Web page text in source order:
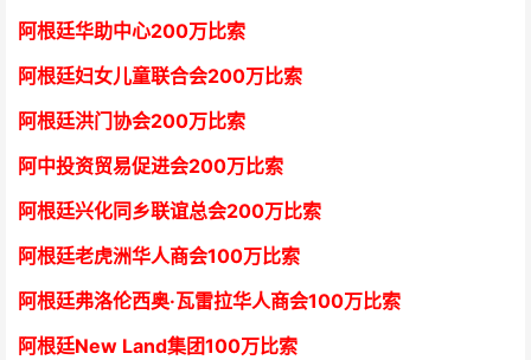
阿根廷华助中心200万比索
阿根廷妇女儿童联合会200万比索
阿根廷洪门协会200万比索
阿中投资贸易促进会200万比索
阿根廷兴化同乡联谊总会200万比索
阿根廷老虎洲华人商会100万比索
阿根廷弗洛伦西奥·瓦雷拉华人商会100万比索
阿根廷New Land集团100万比索